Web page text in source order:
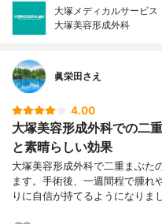
大塚メディカルサービス
大塚美容形成外科
眞栄田さえ
4.00
大塚美容形成外科での二
と素晴らしい効果
大塚美容形成外科で二重まぶた
ます。手術後、一週間程で腫れ
りに自信が持てるようになりま